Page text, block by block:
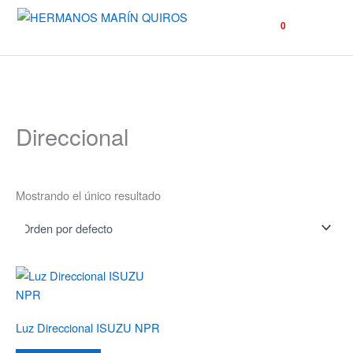
0
Direccional
Mostrando el único resultado
Luz Direccional ISUZU NPR